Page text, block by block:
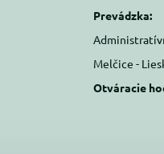
Prevádzka:
Melčice -
Otváracie
PIA-